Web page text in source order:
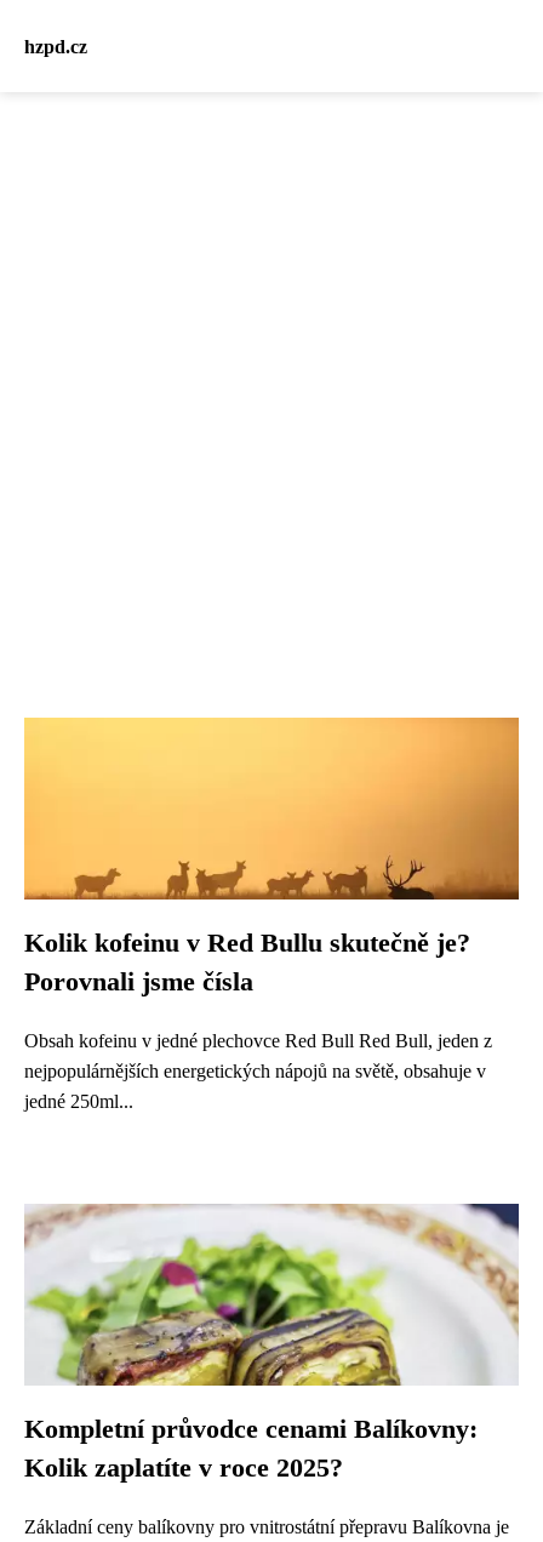
hzpd.cz
Kolik kofeinu v Red Bullu skutečně je?
Porovnali jsme čísla
Obsah kofeinu v jedné plechovce Red Bull Red Bull, jeden z
nejpopulárnějších energetických nápojů na světě, obsahuje v
jedné 250ml...
Kompletní průvodce cenami Balíkovny:
Kolik zaplatíte v roce 2025?
Základní ceny balíkovny pro vnitrostátní přepravu Balíkovna je